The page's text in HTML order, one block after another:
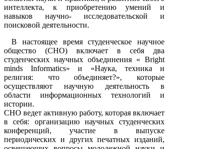
интеллекта, к приобретению умений и
навыков научно- исследовательской и
поисковой деятельности.
В настоящее время студенческое научное
общество (СНО) включает в себя два
студенческих научных объединения « Bright
minds Informatics» и «Наука, техника и
религия: что объединяет?», которые
осуществляют научную деятельность в
области информационных технологий и
истории.
СНО ведет активную работу, которая включает
в себя: организацию научных студенческих
конференций, участие в выпуске
периодических и других печатных изданий,